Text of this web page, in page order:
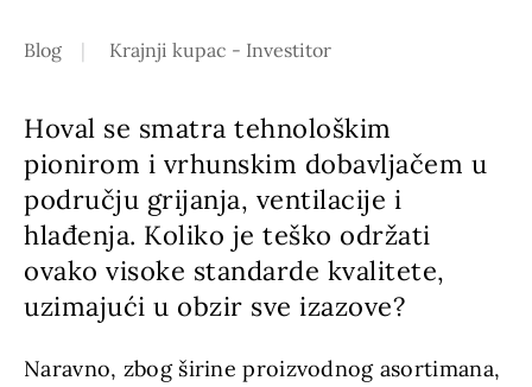
Blog Krajnji kupac - Investitor
Hoval se smatra tehnološkim
pionirom i vrhunskim dobavljačem u
području grijanja, ventilacije i
hlađenja. Koliko je teško održati
ovako visoke standarde kvalitete,
uzimajući u obzir sve izazove?
Naravno, zbog širine proizvodnog asortimana,